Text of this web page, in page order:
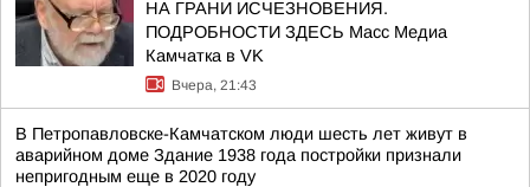
НА ГРАНИ ИСЧЕЗНОВЕНИЯ.
ПОДРОБНОСТИ ЗДЕСЬ Масс Медиа
Камчатка в VK
Вчера, 21:43
В Петропавловске-Камчатском люди шесть лет живут в
аварийном доме Здание 1938 года постройки признали
непригодным еще в 2020 году